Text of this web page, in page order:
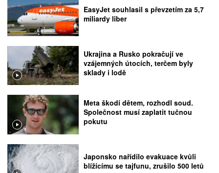
EasyJet souhlasil s převzetím za 5,7
miliardy liber
Ukrajina a Rusko pokračují ve
vzájemných útocích, terčem byly
sklady i lodě
Meta škodí dětem, rozhodl soud.
Společnost musí zaplatit tučnou
pokutu
Japonsko nařídilo evakuace kvůli
blížícímu se tajfunu, zrušilo 500 letů